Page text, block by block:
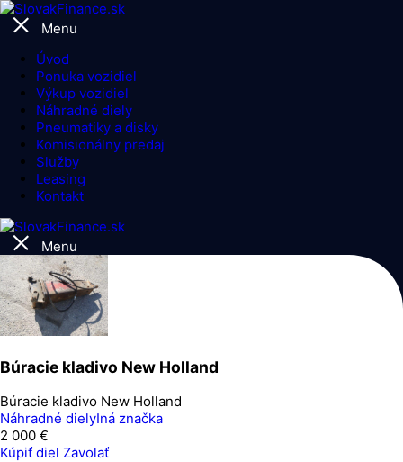
Menu
Úvod
Ponuka vozidiel
Výkup vozidiel
Náhradné diely
Pneumatiky a disky
Komisionálny predaj
Služby
Leasing
Kontakt
Menu
Búracie kladivo New Holland
Búracie kladivo New Holland
Náhradné dielyIná značka
2 000 €
Kúpiť diel Zavolať